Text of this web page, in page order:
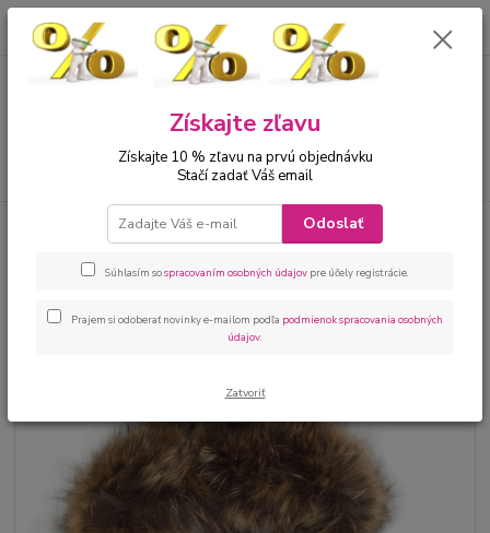
00421 905 612848 za0 €
Kojenecké kombinézy
Luxusná kojenecká kombinéza
pletená čierna s kožušinkou
Luxusná kojenecká kombinéza
pletená čierna s kožušinkou
Získajte zľavu
Získajte 10 % zľavu na prvú objednávku
Stačí zadať Váš email
Odoslať
Súhlasím sospracovaním osobných údajov pre účely registrácie.
Prajem si odoberať novinky e-mailom podľa podmienok spracovania osobných
údajov.
Zatvoriť